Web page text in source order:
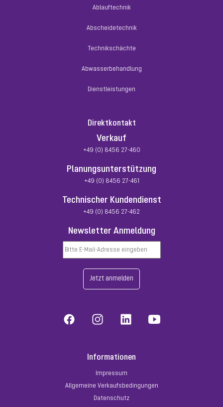
Ablauftechnik
Abscheidetechnik
Technikschächte
Abwasserbehandlung
Dienstleistungen
Direktkontakt
Verkauf
+49 (0) 8456 27-460
Planungsunterstützung
+49 (0) 8456 27-461
Technischer Kundendienst
+49 (0) 8456 27-462
Newsletter Anmeldung
Jetzt anmelden
Informationen
Impressum
Allgemeine Verkaufsbedingungen
Datenschutz